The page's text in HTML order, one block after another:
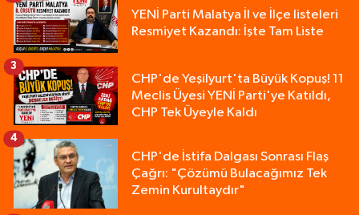
YENİ Parti Malatya İl ve İlçe listeleri
Resmiyet Kazandı: İşte Tam Liste
CHP'de Yeşilyurt'ta Büyük Kopuş! 11
Meclis Üyesi YENİ Parti'ye Katıldı,
CHP Tek Üyeyle Kaldı
3
CHP'de İstifa Dalgası Sonrası Flaş
Çağrı: "Çözümü Bulacağımız Tek
Zemin Kurultaydır"
4